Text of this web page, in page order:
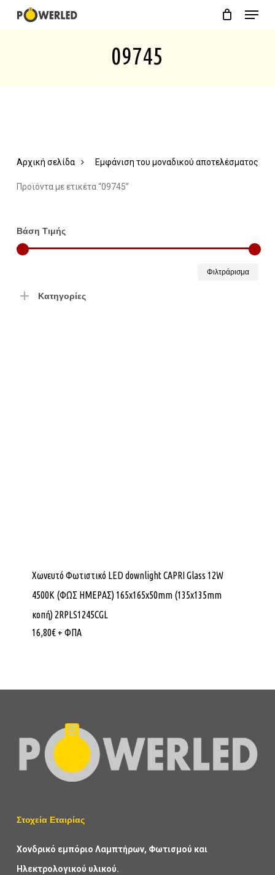
Menu
09745
Εμφάνιση του μοναδικού αποτελέσματος
Αρχική σελίδα
Προϊόντα με ετικέτα “09745”
Βάση Τιμής
Φιλτράρισμα
Κατηγορίες
Χωνευτό Φωτιστικό LED downlight CAPRI Glass 12W
4500K (ΦΩΣ ΗΜΕΡΑΣ) 165x165x50mm (135x135mm
κοπή) 2RPLS1245CGL
16,80€ + ΦΠΑ
Στοχεία Εταιρίας
Χονδρικό εμπόριο Λαμπτήρων, Φωτισμού και
Ηλεκτρολογικού υλικού.